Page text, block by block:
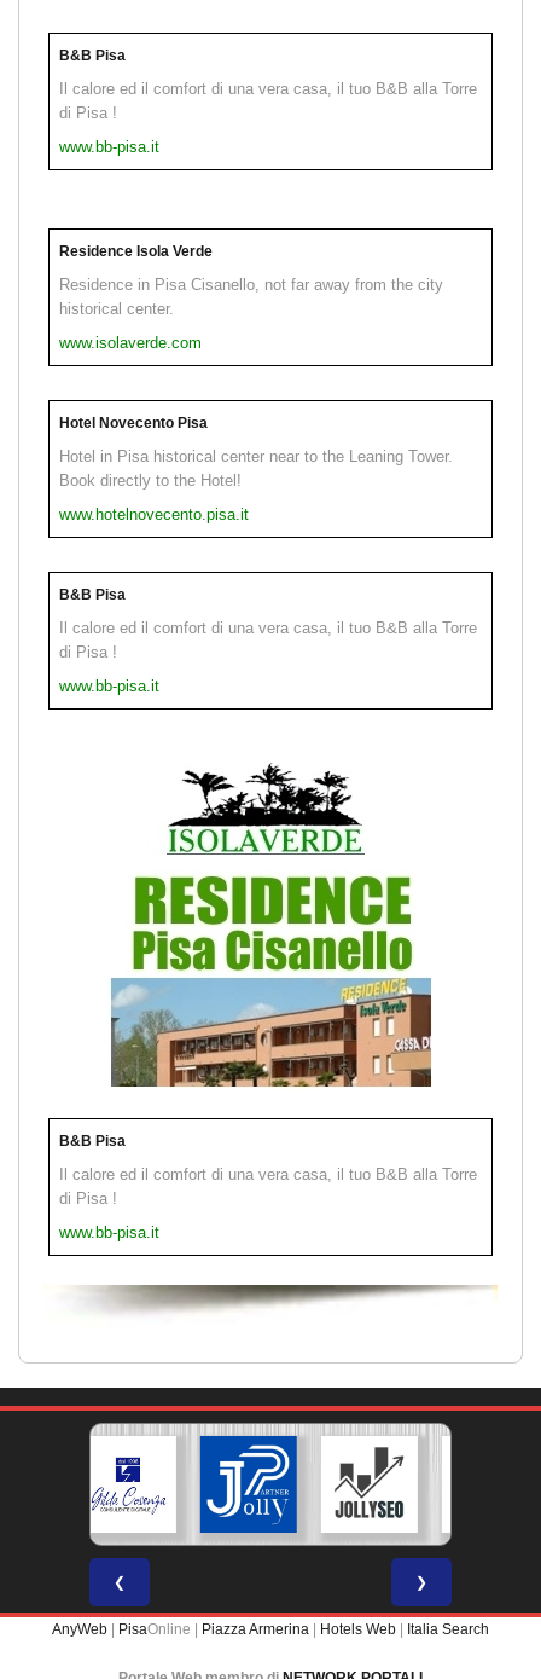
B&B Pisa
Il calore ed il comfort di una vera casa, il tuo B&B alla Torre
di Pisa !
www.bb-pisa.it
Residence Isola Verde
Residence in Pisa Cisanello, not far away from the city
historical center.
www.isolaverde.com
Hotel Novecento Pisa
Hotel in Pisa historical center near to the Leaning Tower.
Book directly to the Hotel!
www.hotelnovecento.pisa.it
B&B Pisa
Il calore ed il comfort di una vera casa, il tuo B&B alla Torre
di Pisa !
www.bb-pisa.it
B&B Pisa
Il calore ed il comfort di una vera casa, il tuo B&B alla Torre
di Pisa !
www.bb-pisa.it
❮ ❯
AnyWeb PisaOnline | Piazza Armerina Hotels Web Italia Search